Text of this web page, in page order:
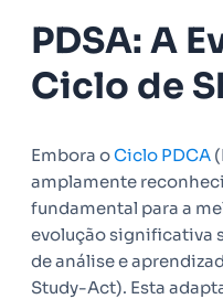
PDSA: A
Ciclo de
Embora oCiclo PDCA
amplamente
fundamental para a
evolução significativa
de análise e
Study-Act). Esta